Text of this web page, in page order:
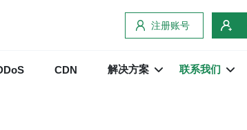
注册账号
CDN 解决方案 联系我们